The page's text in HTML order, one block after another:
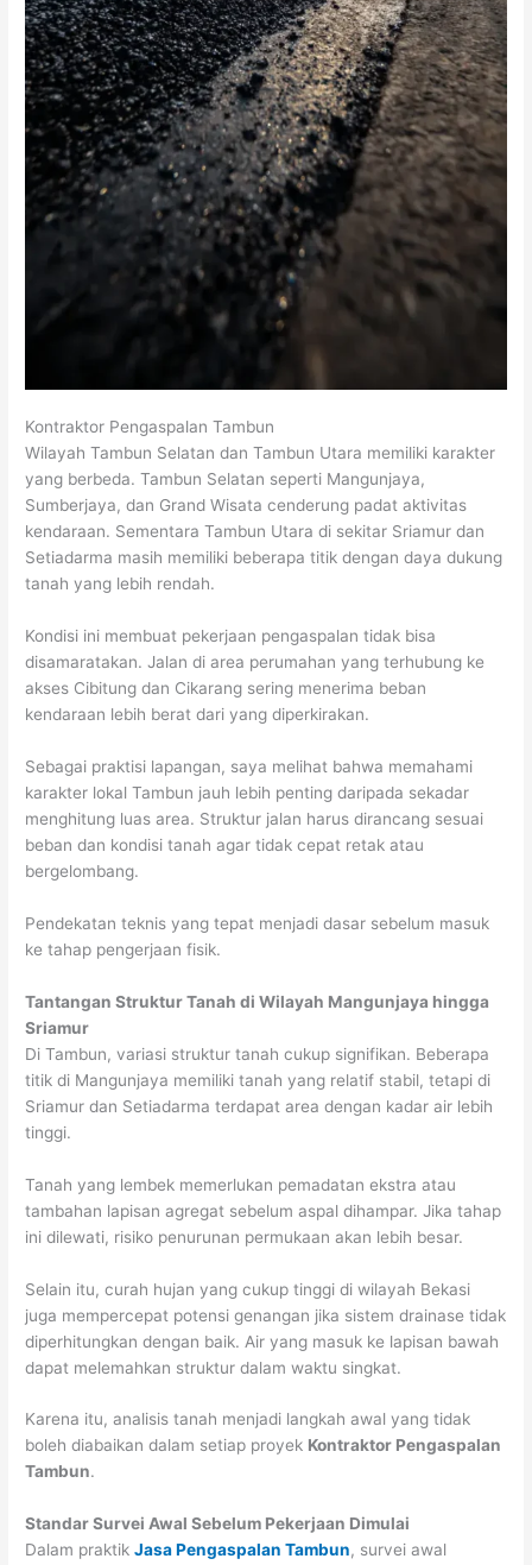
Kontraktor Pengaspalan Tambun
Wilayah Tambun Selatan dan Tambun Utara memiliki karakter
yang berbeda. Tambun Selatan seperti Mangunjaya,
Sumberjaya, dan Grand Wisata cenderung padat aktivitas
kendaraan. Sementara Tambun Utara di sekitar Sriamur dan
Setiadarma masih memiliki beberapa titik dengan daya dukung
tanah yang lebih rendah.
Kondisi ini membuat pekerjaan pengaspalan tidak bisa
disamaratakan. Jalan di area perumahan yang terhubung ke
akses Cibitung dan Cikarang sering menerima beban
kendaraan lebih berat dari yang diperkirakan.
Sebagai praktisi lapangan, saya melihat bahwa memahami
karakter lokal Tambun jauh lebih penting daripada sekadar
menghitung luas area. Struktur jalan harus dirancang sesuai
beban dan kondisi tanah agar tidak cepat retak atau
bergelombang.
Pendekatan teknis yang tepat menjadi dasar sebelum masuk
ke tahap pengerjaan fisik.
Tantangan Struktur Tanah di Wilayah Mangunjaya hingga
Sriamur
Di Tambun, variasi struktur tanah cukup signifikan. Beberapa
titik di Mangunjaya memiliki tanah yang relatif stabil, tetapi di
Sriamur dan Setiadarma terdapat area dengan kadar air lebih
tinggi.
Tanah yang lembek memerlukan pemadatan ekstra atau
tambahan lapisan agregat sebelum aspal dihampar. Jika tahap
ini dilewati, risiko penurunan permukaan akan lebih besar.
Selain itu, curah hujan yang cukup tinggi di wilayah Bekasi
juga mempercepat potensi genangan jika sistem drainase tidak
diperhitungkan dengan baik. Air yang masuk ke lapisan bawah
dapat melemahkan struktur dalam waktu singkat.
Karena itu, analisis tanah menjadi langkah awal yang tidak
boleh diabaikan dalam setiap proyek Kontraktor Pengaspalan
Tambun.
Standar Survei Awal Sebelum Pekerjaan Dimulai
Dalam praktikJasa Pengaspalan Tambun, survei awal